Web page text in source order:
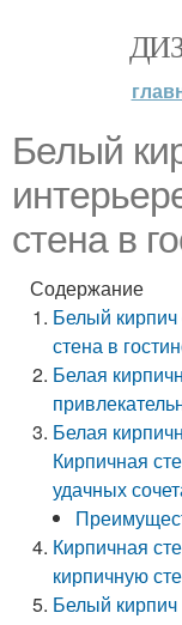
Белый
стена в
Содержание
Белый кирпич
стена в
Белая
Белая
Кирпичная
удачных
Кирпичная
кирпичную
Белый